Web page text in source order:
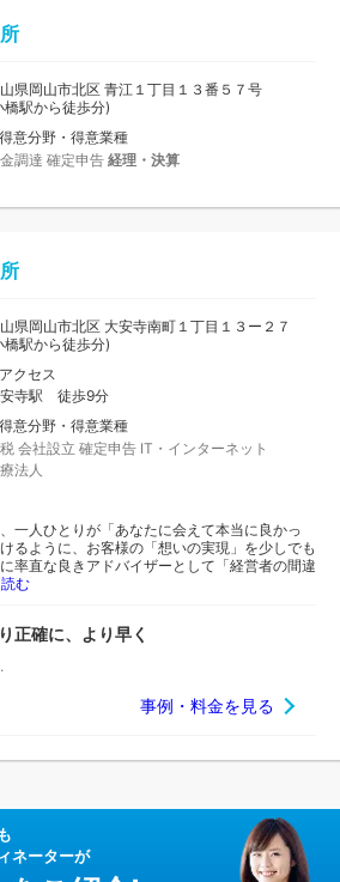
県岡山市北区 青江１丁目１３番５７号
橋駅から徒歩分)
得意分野・得意業種
調達 確定申告 経理・決算
県岡山市北区 大安寺南町１丁目１３ー２７
橋駅から徒歩分)
アクセス
寺駅 徒歩9分
得意分野・得意業種
会社設立 確定申告 IT・インターネット
法人
一人ひとりが「あなたに会えて本当に良かっ
るように、お客様の「想いの実現」を少しでも
率直な良きアドバイザーとして「経営者の間違
む
正確に、より早く
事例・料金を見る
ネーターが